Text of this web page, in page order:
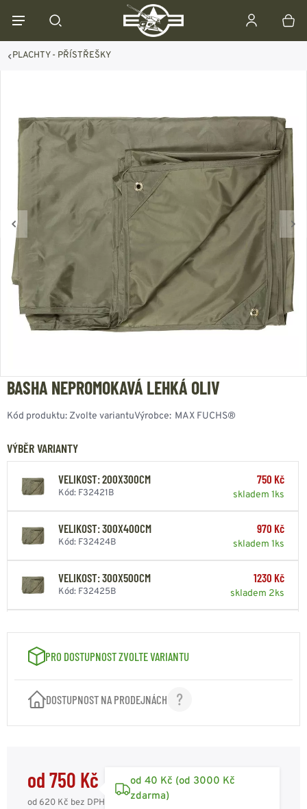
PLACHTY - PŘÍSTŘEŠKY
BASHA NEPROMOKAVÁ LEHKÁ OLIV
Kód produktu: Zvolte variantuVýrobce: MAX FUCHS®
VÝBĚR VARIANTY
VELIKOST: 200X300CM
Kód: F32421B
750 Kč
skladem 1ks
VELIKOST: 300X400CM
Kód: F32424B
970 Kč
skladem 1ks
VELIKOST: 300X500CM
Kód: F32425B
1230 Kč
skladem 2ks
VELIKOST: 500X600CM 1950 Kč
PRO DOSTUPNOST ZVOLTE VARIANTU
DOSTUPNOST NA PRODEJNÁCH
od 750 Kč
od 620 Kč bez DPH
od 40 Kč (od 3000 Kč
zdarma)